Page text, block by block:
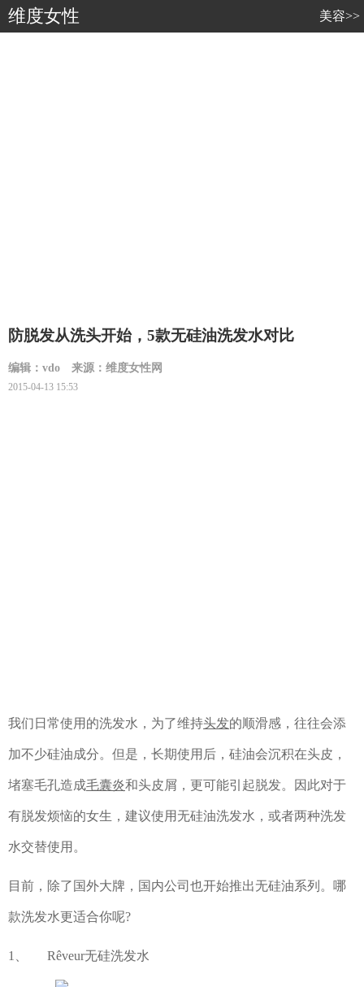
维度女性 美容>>
防脱发从洗头开始，5款无硅油洗发水对比
编辑：vdo 来源：维度女性网
2015-04-13 15:53
我们日常使用的洗发水，为了维持头发的顺滑感，往往会添
加不少硅油成分。但是，长期使用后，硅油会沉积在头皮，
堵塞毛孔造成毛囊炎和头皮屑，更可能引起脱发。因此对于
有脱发烦恼的女生，建议使用无硅油洗发水，或者两种洗发
水交替使用。
目前，除了国外大牌，国内公司也开始推出无硅油系列。哪
款洗发水更适合你呢?
1、 Rêveur无硅洗发水